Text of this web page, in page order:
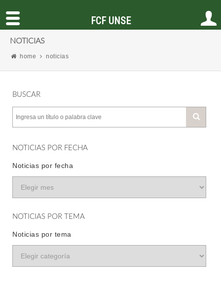
NOTICIAS
home noticias
BUSCAR
NOTICIAS POR FECHA
Noticias por fecha
NOTICIAS POR TEMA
Noticias por tema
FCF UNSE